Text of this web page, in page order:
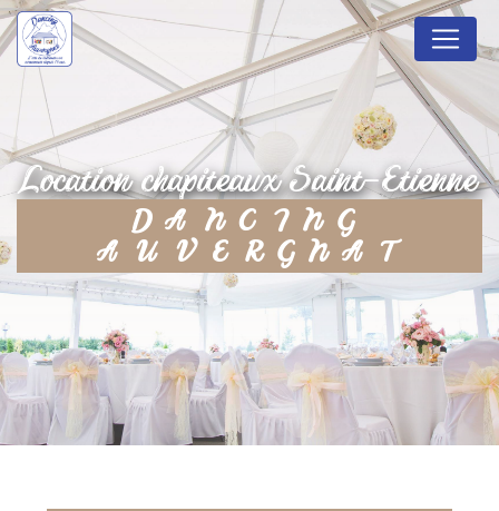
location chapiteaux Saint-Etienne
DANCING
AUVERGNAT
Panneau de gestion des cookies